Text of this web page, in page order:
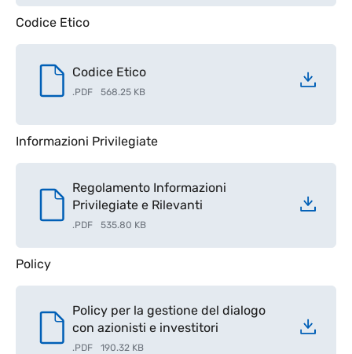
Codice Etico
Codice Etico
.PDF 568.25 KB
Informazioni Privilegiate
Regolamento Informazioni
Privilegiate e Rilevanti
.PDF 535.80 KB
Policy
Policy per la gestione del dialogo
con azionisti e investitori
.PDF 190.32 KB